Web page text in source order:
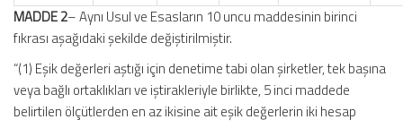
MADDE 2– Aynı Usul ve Esasların 10 uncu maddesinin birinci
fıkrası aşağıdaki şekilde değiştirilmiştir.
“(1) Eşik değerleri aştığı için denetime tabi olan şirketler, tek başına
veya bağlı ortaklıkları ve iştirakleriyle birlikte, 5 inci maddede
belirtilen ölçütlerden en az ikisine ait eşik değerlerin iki hesap